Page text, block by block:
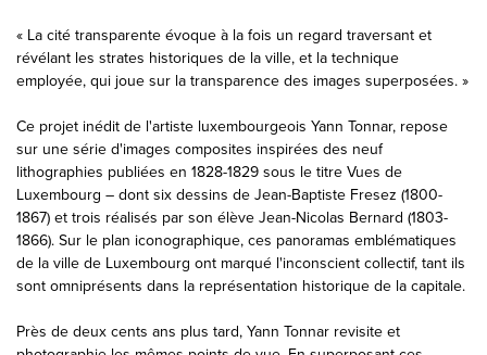
« La cité transparente évoque à la fois un regard traversant et
révélant les strates historiques de la ville, et la technique
employée, qui joue sur la transparence des images superposées. »
Ce projet inédit de l'artiste luxembourgeois Yann Tonnar, repose
sur une série d'images composites inspirées des neuf
lithographies publiées en 1828-1829 sous le titre Vues de
Luxembourg – dont six dessins de Jean-Baptiste Fresez (1800-
1867) et trois réalisés par son élève Jean-Nicolas Bernard (1803-
1866). Sur le plan iconographique, ces panoramas emblématiques
de la ville de Luxembourg ont marqué l'inconscient collectif, tant ils
sont omniprésents dans la représentation historique de la capitale.
Près de deux cents ans plus tard, Yann Tonnar revisite et